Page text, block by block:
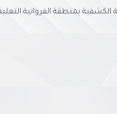
الكشفية بمنطقة الفروانية